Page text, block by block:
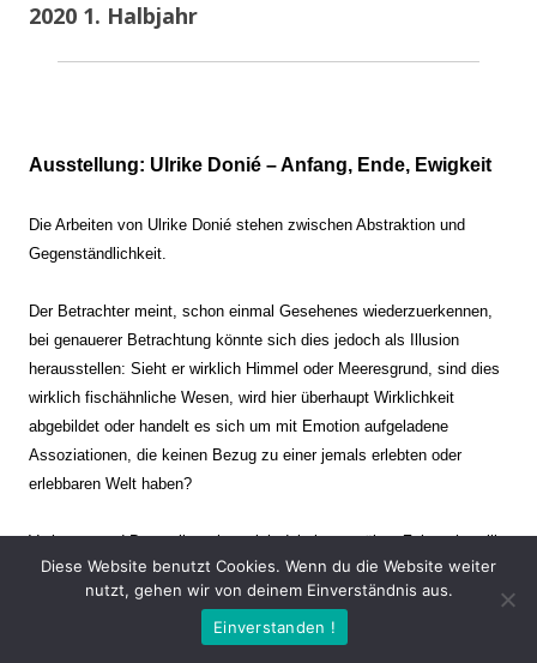
2020 1. Halbjahr
Ausstellung: Ulrike Donié – Anfang, Ende, Ewigkeit
Die Arbeiten von Ulrike Donié stehen zwischen Abstraktion und
Gegenständlichkeit.
Der Betrachter meint, schon einmal Gesehenes wiederzuerkennen,
bei genauerer Betrachtung könnte sich dies jedoch als Illusion
herausstellen: Sieht er wirklich Himmel oder Meeresgrund, sind dies
wirklich fischähnliche Wesen, wird hier überhaupt Wirklichkeit
abgebildet oder handelt es sich um mit Emotion aufgeladene
Assoziationen, die keinen Bezug zu einer jemals erlebten oder
erlebbaren Welt haben?
Verharren und Dynamik stehen sich dabei gegenüber. Zeit steht still
oder verrinnt im Nu. Es soll dabei eine Spannung, auch farblich, bis
zur Schmerzgrenze erzeugt werden. Die Arbeiten stellen ambivalente
Situationen dar. Kaum kann der Betrachter entscheiden, ob er hier
Diese Website benutzt Cookies. Wenn du die Website weiter
nutzt, gehen wir von deinem Einverständnis aus.
Einverstanden !